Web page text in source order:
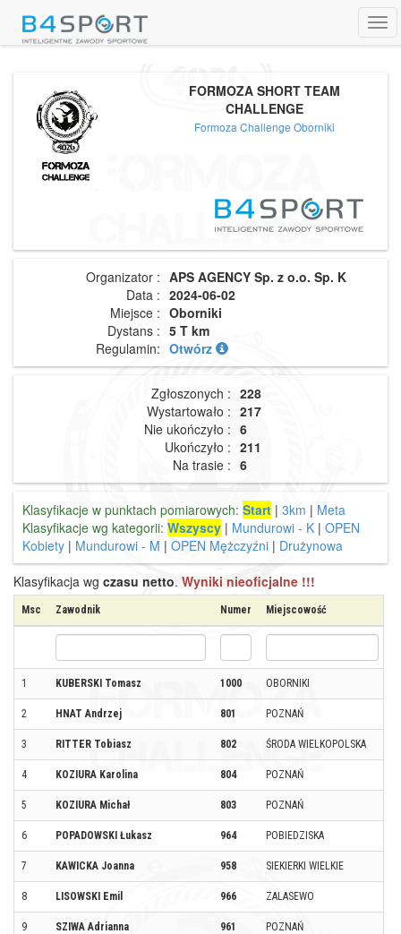
FORMOZA SHORT TEAM
CHALLENGE
Formoza Challenge Oborniki
Organizator : APS AGENCY Sp. z o.o. Sp. K
Data : 2024-06-02
Miejsce : Oborniki
Dystans : 5 T km
Regulamin: Otwórz
Zgłoszonych : 228
Wystartowało : 217
Nie ukończyło : 6
Ukończyło : 211
Na trasie : 6
Klasyfikacje w punktach pomiarowych: Start | 3km | Meta
Klasyfikacje wg kategorii: Wszyscy | Mundurowi - K | OPEN
Kobiety | Mundurowi - M | OPEN Mężczyźni | Drużynowa
Klasyfikacja wg czasu netto. Wyniki nieoficjalne !!!
Msc Zawodnik Numer Miejscowość
1 KUBERSKI Tomasz 1000 OBORNIKI
2 HNAT Andrzej 801 POZNAŃ
3 RITTER Tobiasz 802 ŚRODA WIELKOPOLSKA
4 KOZIURA Karolina 804 POZNAŃ
5 KOZIURA Michał 803 POZNAŃ
6 POPADOWSKI Łukasz 964 POBIEDZISKA
7 KAWICKA Joanna 958 SIEKIERKI WIELKIE
8 LISOWSKI Emil 966 ZALASEWO
9 SZIWA Adrianna 961 POZNAŃ